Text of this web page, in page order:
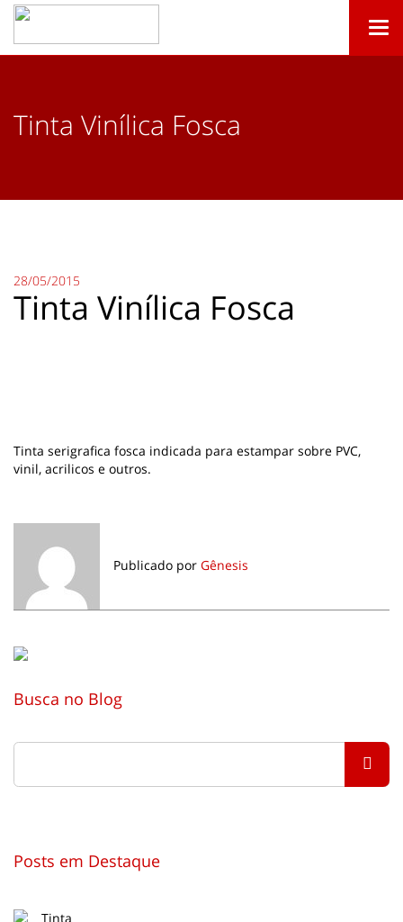
Tinta Vinílica Fosca
28/05/2015
Tinta Vinílica Fosca
Tinta serigrafica fosca indicada para estampar sobre PVC,
vinil, acrilicos e outros.
Publicado por Gênesis
Busca no Blog
Posts em Destaque